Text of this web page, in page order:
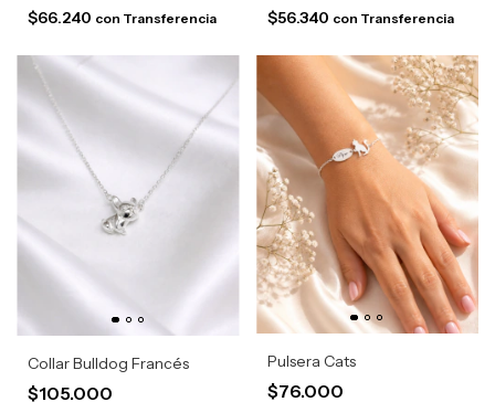
$66.240 con Transferencia $56.340 con Transferencia
Collar Bulldog Francés
$105.000
Pulsera Cats
$76.000